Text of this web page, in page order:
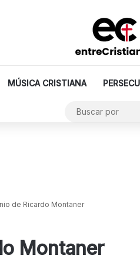
MÚSICA CRISTIANA
de Ricardo Montaner
Montaner